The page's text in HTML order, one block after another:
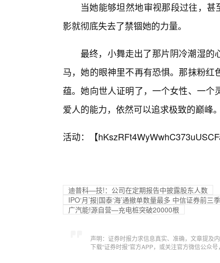
当她能够坦然地审视那段过往，
影就彻底失去了禁锢她的力量。
最终，小舞走出了那片阴冷潮湿的
马，她的眼神里不再有恐惧。那抹粉
蕴。她向世人证明了，一个女性、一
爱人的能力，依然可以追求极致的巅峰
活动：【
迪普科—技!：公司在定期报告中披露股东人数
IPO‘月’报|国泰‘海’通撤单数量最多 中信证券前
广汽能!源自营—充电桩突破20000根
声明：证券时报力求信息真实、准确，文章提及
下载“证券时报”官方APP，或关注官方微信公众